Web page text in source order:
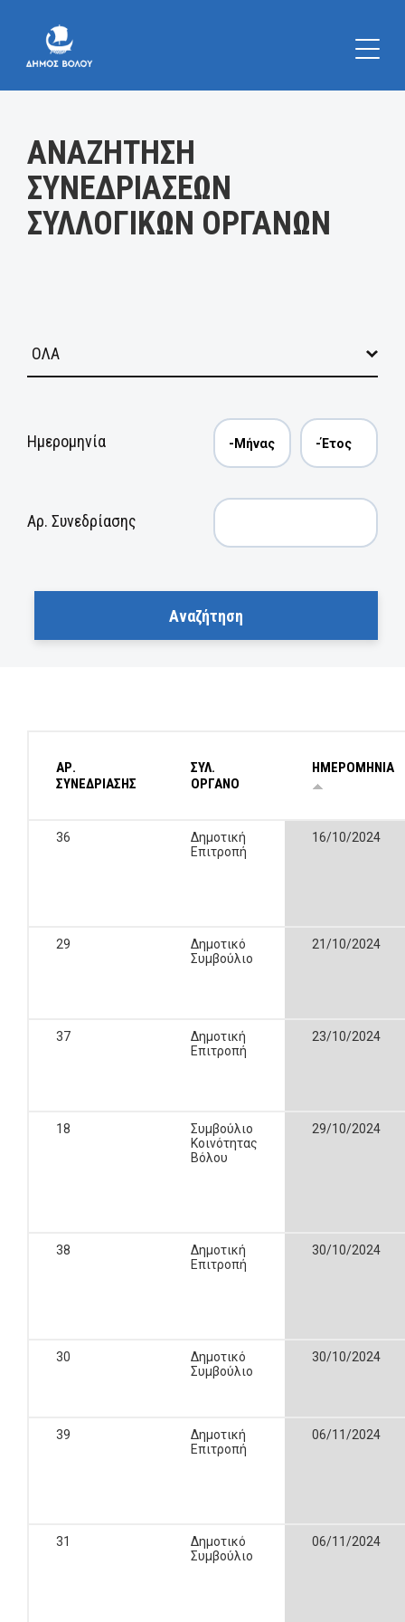
ΑΝΑΖΗΤΗΣΗ
ΣΥΝΕΔΡΙΑΣΕΩΝ
ΣΥΛΛΟΓΙΚΩΝ ΟΡΓΑΝΩΝ
Ημερομηνία
Αρ. Συνεδρίασης
ΑΡ.
ΣΥΝΕΔΡΙΑΣΗΣ
ΣΥΛ.
ΟΡΓΑΝΟ
ΗΜΕΡΟΜΗΝΙΑ
36
Δημοτική
Επιτροπή
16/10/2024
29
Δημοτικό
Συμβούλιο
21/10/2024
37
Δημοτική
Επιτροπή
23/10/2024
18
Συμβούλιο
Κοινότητας
Βόλου
29/10/2024
38
Δημοτική
Επιτροπή
30/10/2024
30
Δημοτικό
Συμβούλιο
30/10/2024
39
Δημοτική
Επιτροπή
06/11/2024
31
Δημοτικό
Συμβούλιο
06/11/2024